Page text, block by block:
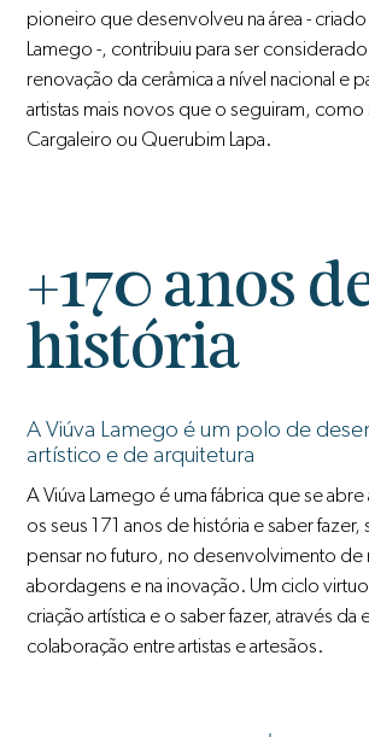
pioneiro que desenvolveu na área - criado
Lamego -, contribuiu para ser
renovação da cerâmica a nível nacional e
artistas mais novos que o seguiram, como
Cargaleiro ou Querubim Lapa.
+170 anos
história
A Viúva Lamego é um polo de
artístico e de arquitetura
A Viúva Lamego é uma fábrica que se
os seus 171 anos de história e saber
pensar no futuro, no desenvolvimento de
abordagens e na inovação. Um ciclo
criação artística e o saber fazer, através da
colaboração entre artistas e artesãos.